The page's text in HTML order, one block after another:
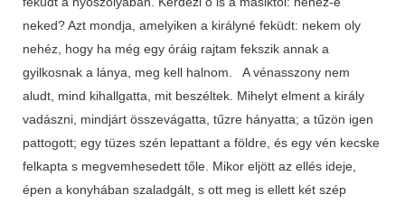
neked? Azt mondja, amelyiken a királyné feküdt: nekem oly
nehéz, hogy ha még egy óráig rajtam fekszik annak a
gyilkosnak a lánya, meg kell halnom. A vénasszony nem
aludt, mind kihallgatta, mit beszéltek. Mihelyt elment a király
vadászni, mindjárt összevágatta, tűzre hányatta; a tűzön igen
pattogott; egy tüzes szén lepattant a földre, és egy vén kecske
felkapta s megvemhesedett tőle. Mikor eljött az ellés ideje,
épen a konyhában szaladgált, s ott meg is ellett két szép